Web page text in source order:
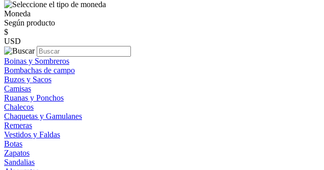
Moneda
Según producto
$
USD
Boinas y Sombreros
Bombachas de campo
Buzos y Sacos
Camisas
Ruanas y Ponchos
Chalecos
Chaquetas y Gamulanes
Remeras
Vestidos y Faldas
Botas
Zapatos
Sandalias